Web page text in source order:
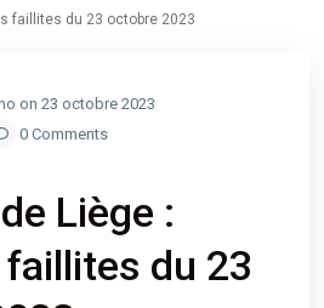
faillites du 23 octobre 2023
on 23 octobre 2023
0 Comments
Liège :
du 23